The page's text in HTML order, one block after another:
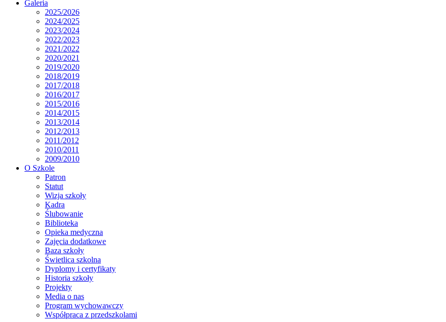
Galeria
2025/2026
2024/2025
2023/2024
2022/2023
2021/2022
2020/2021
2019/2020
2018/2019
2017/2018
2016/2017
2015/2016
2014/2015
2013/2014
2012/2013
2011/2012
2010/2011
2009/2010
O Szkole
Patron
Statut
Wizja szkoły
Kadra
Ślubowanie
Biblioteka
Opieka medyczna
Zajęcia dodatkowe
Baza szkoły
Świetlica szkolna
Dyplomy i certyfikaty
Historia szkoły
Projekty
Media o nas
Program wychowawczy
Współpraca z przedszkolami